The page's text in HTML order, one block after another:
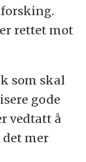
rettet mot
som skal
gode
vedtatt å
mer